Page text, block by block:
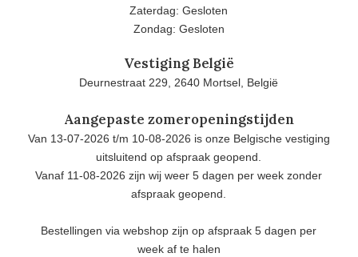
Zaterdag: Gesloten
Zondag: Gesloten
Vestiging België
Deurnestraat 229, 2640 Mortsel, België
Aangepaste zomeropeningstijden
Van 13-07-2026 t/m 10-08-2026 is onze Belgische vestiging
uitsluitend op afspraak geopend.
Vanaf 11-08-2026 zijn wij weer 5 dagen per week zonder
afspraak geopend.
Bestellingen via webshop zijn op afspraak 5 dagen per
week af te halen